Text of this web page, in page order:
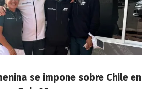
se impone sobre Chile en